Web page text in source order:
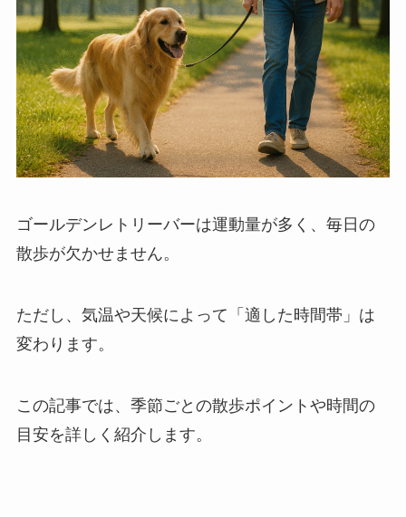
ゴールデンレトリーバーは運動量が多く、毎日の
散歩が欠かせません。
ただし、気温や天候によって「適した時間帯」は
変わります。
この記事では、季節ごとの散歩ポイントや時間の
目安を詳しく紹介します。